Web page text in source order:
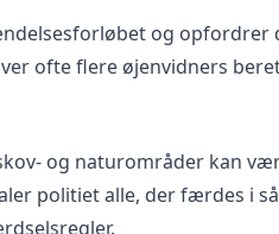
og
ofte flere øjenvidners
og naturområder kan
politiet alle, der færdes i